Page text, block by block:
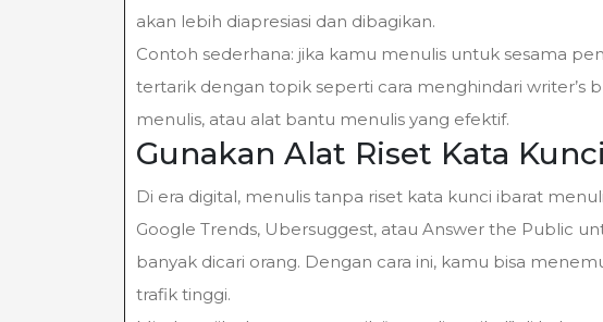
akan lebih diapresiasi dan dibagikan.
Contoh sederhana: jika kamu menulis untuk sesama
tertarik dengan topik seperti cara menghindari writer’s
menulis, atau alat bantu menulis yang efektif.
Gunakan Alat Riset Kata Kunci
Di era digital, menulis tanpa riset kata kunci ibarat
Google Trends, Ubersuggest, atau Answer the Public
banyak dicari orang. Dengan cara ini, kamu bisa
trafik tinggi.